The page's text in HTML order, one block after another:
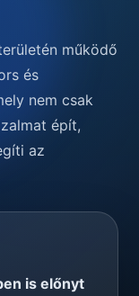
működő
és
nem csak
épít,
az
is előnyt